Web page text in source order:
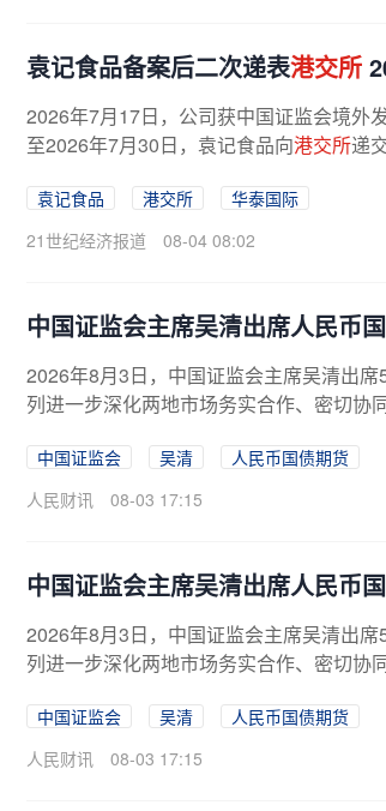
袁记食品备案后二次递表港交所
2026年7月17日，公司获中国证监会境外
至2026年7月30日，袁记食品向港交所递
袁记食品 港交所
华泰国际
21世纪经济报道
08-04 08:02
中国证监会主席吴清出席人民币
2026年8月3日，中国证监会主席吴清出
列进一步深化两地市场务实合作、密切协
中国证监会 吴清
人民币国债期货
人民财讯
08-03 17:15
中国证监会主席吴清出席人民币
2026年8月3日，中国证监会主席吴清出
列进一步深化两地市场务实合作、密切协
中国证监会 吴清
人民币国债期货
人民财讯
08-03 17:15